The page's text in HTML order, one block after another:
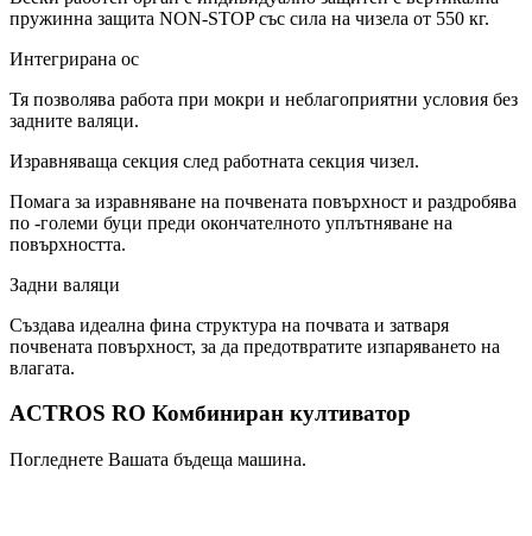
пружинна защита NON-STOP със сила на чизела от 550 кг.
Интегрирана ос
Тя позволява работа при мокри и неблагоприятни условия без
задните валяци.
Изравняваща секция след работната секция чизел.
Помага за изравняване на почвената повърхност и раздробява
по -големи буци преди окончателното уплътняване на
повърхността.
Задни валяци
Създава идеална фина структура на почвата и затваря
почвената повърхност, за да предотвратите изпаряването на
влагата.
ACTROS RO Комбиниран култиватор
Погледнете Вашата бъдеща машина.